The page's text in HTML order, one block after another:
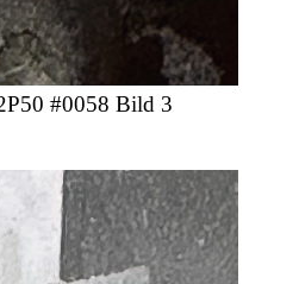
#0058 Bild 3